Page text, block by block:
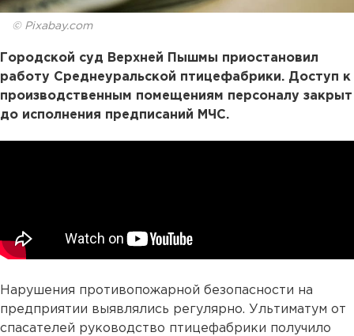
© Pixabay.com
Городской суд Верхней Пышмы приостановил
работу Среднеуральской птицефабрики. Доступ к
производственным помещениям персоналу закрыт
до исполнения предписаний МЧС.
Нарушения противопожарной безопасности на
предприятии выявлялись регулярно. Ультиматум от
спасателей руководство птицефабрики получило